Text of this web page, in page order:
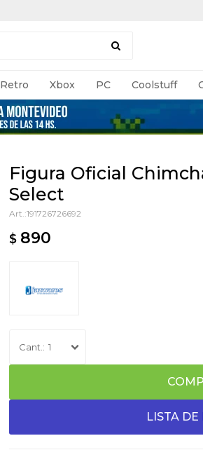
Retro Xbox PC Coolstuff
Figura Oficial
Select
191726726692
$ 890
1